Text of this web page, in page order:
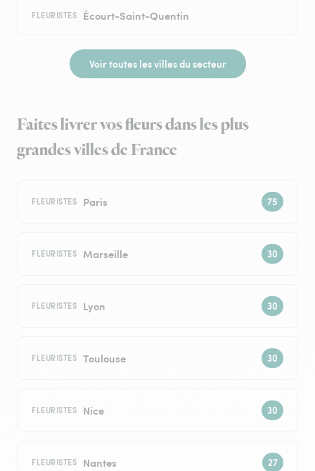
FLEURISTES Écourt-Saint-Quentin
Voir toutes les villes du secteur
Faites livrer vos fleurs dans les plus
grandes villes de France
FLEURISTES Paris
FLEURISTES Marseille
FLEURISTES Lyon
FLEURISTES Toulouse
FLEURISTES Nice
FLEURISTES Nantes